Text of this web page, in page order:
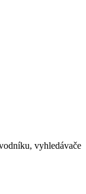
vyhledávače